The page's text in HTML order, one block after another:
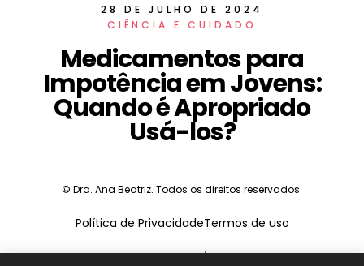
28 DE JULHO DE 2024
CIÊNCIA E CUIDADO
Medicamentos para
Impotência em Jovens:
Quando é Apropriado
Usá-los?
© Dra. Ana Beatriz. Todos os direitos reservados.
Política de PrivacidadeTermos de uso
CNPJ:19.675.026/0001-68